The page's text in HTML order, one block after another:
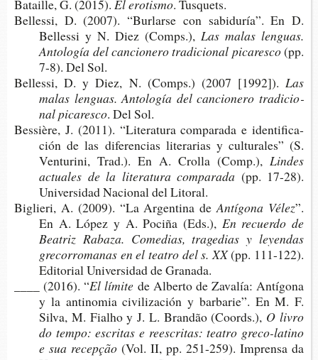
Batai­lle, G. (2015). El erotismo. Tusquets.
Belles­si, D. (2007). “Bur­lar­se con sabi­du­ría”. En D.
Belles­si y N. Diez (Comps.),Las malas len­guas.
Anto­lo­gía del can­cio­ne­ro tra­di­cio­nal picaresco(pp.
7-8). Del Sol.
Belles­si, D. y Diez, N. (Comps.) (2007 [1992]). Las
malas len­guas. Anto­lo­gía del can­cio­ne­ro tra­di­cio­
nal picaresco. Del Sol.
Bessière, J. (2011). “Lite­ra­tu­ra com­pa­ra­da e iden­ti­fi­ca­
ción de las dife­ren­cias lite­ra­rias y cul­tu­ra­les” (S.
Ven­tu­ri­ni, Trad.). En A. Cro­lla (Comp.), Lin­des
actua­les de la lite­ra­tu­ra comparada (pp. 17-28).
Uni­ver­si­dad Nacio­nal del Litoral.
Biglie­ri, A. (2009). “La Argen­ti­na deAntí­go­na Vélez”.
En A. López y A. Poci­ña (Eds.), En recuer­do de
Bea­triz Raba­za. Come­dias, tra­ge­dias y leyen­das
gre­co­rro­ma­nas en el tea­tro del s. XX(pp. 111-​122).
Edi­to­rial Uni­ver­si­dad de Granada.
____ (2016). “El límite de Alber­to de Zava­lía: Antí­go­na
y la anti­no­mia civi­li­za­ción y bar­ba­rie”. En M. F.
Silva, M. Fial­ho y J. L. Brandão (Coords.), O livro
do tempo: escri­tas e rees­cri­tas: tea­tro greco-​latino
e sua recepção(Vol. II, pp. 251-​259). Impren­sa da